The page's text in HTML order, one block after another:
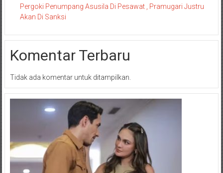
Pergoki Penumpang Asusila Di Pesawat , Pramugari Justru
Akan Di Sanksi
Komentar Terbaru
Tidak ada komentar untuk ditampilkan.